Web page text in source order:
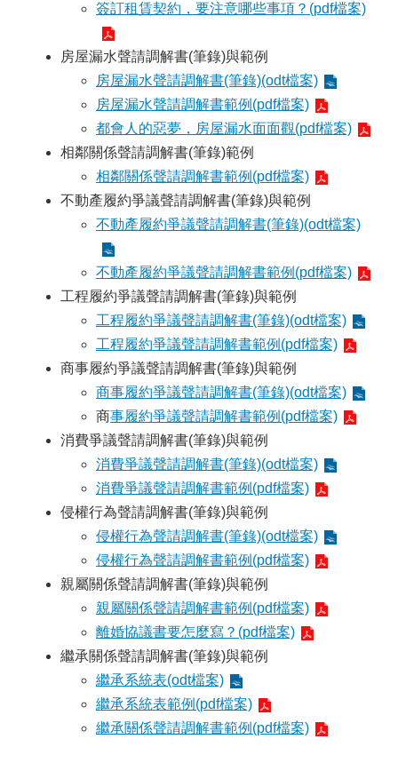
簽訂租賃契約，要注意哪些事項？(pdf檔案)
房屋漏水聲請調解書(筆錄)與範例
房屋漏水聲請調解書(筆錄)(odt檔案)
房屋漏水聲請調解書範例(pdf檔案)
都會人的惡夢，房屋漏水面面觀(pdf檔案)
相鄰關係聲請調解書(筆錄)範例
相鄰關係聲請調解書範例(pdf檔案)
不動產履約爭議聲請調解書(筆錄)與範例
不動產履約爭議聲請調解書(筆錄)(odt檔案)
不動產履約爭議聲請調解書範例(pdf檔案)
工程履約爭議聲請調解書(筆錄)與範例
工程履約爭議聲請調解書(筆錄)(odt檔案)
工程履約爭議聲請調解書範例(pdf檔案)
商事履約爭議聲請調解書(筆錄)與範例
商事履約爭議聲請調解書(筆錄)(odt檔案)
商事履約爭議聲請調解書範例(pdf檔案)
消費爭議聲請調解書(筆錄)與範例
消費爭議聲請調解書(筆錄)(odt檔案)
消費爭議聲請調解書範例(pdf檔案)
侵權行為聲請調解書(筆錄)與範例
侵權行為聲請調解書(筆錄)(odt檔案)
侵權行為聲請調解書範例(pdf檔案)
親屬關係聲請調解書(筆錄)與範例
親屬關係聲請調解書範例(pdf檔案)
離婚協議書要怎麼寫？(pdf檔案)
繼承關係聲請調解書(筆錄)與範例
繼承系統表(odt檔案)
繼承系統表範例(pdf檔案)
繼承關係聲請調解書範例(pdf檔案)